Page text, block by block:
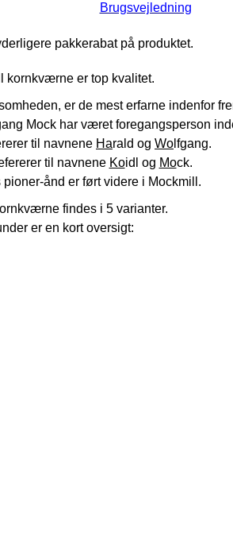
Brugsvejledning
pakkerabat på produktet.
kornkværne er top kvalitet.
er de mest erfarne indenfor
Mock har været foregangsperson
til navnene Harald og Wo lfgang.
til navnene Koidl og Mock.
ånd er ført videre i Mockmill.
findes i 5 varianter.
er en kort oversigt: